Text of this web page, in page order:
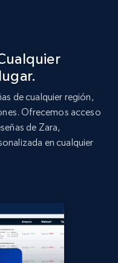
ahora
id, Title, Rating,
item, Initial
ahora
de cualquier región,
Ofrecemos acceso
de Zara,
en cualquier